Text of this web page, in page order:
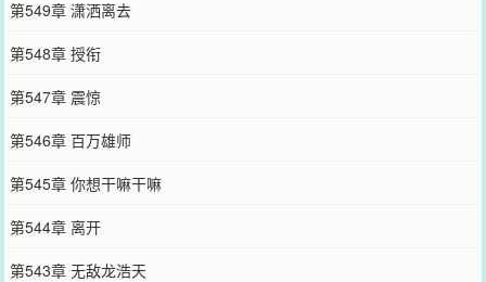
第549章 潇洒离去
第548章 授衔
第547章 震惊
第546章 百万雄师
第545章 你想干嘛干嘛
第544章 离开
第543章 无敌龙浩天